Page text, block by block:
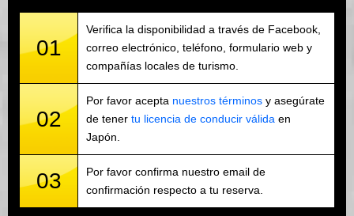
01
Verifica la disponibilidad a través de Facebook,
correo electrónico, teléfono, formulario web y
compañías locales de turismo.
02
Por favor acepta nuestros términos y asegúrate
de tener tu licencia de conducir válida en
Japón.
03
Por favor confirma nuestro email de
confirmación respecto a tu reserva.